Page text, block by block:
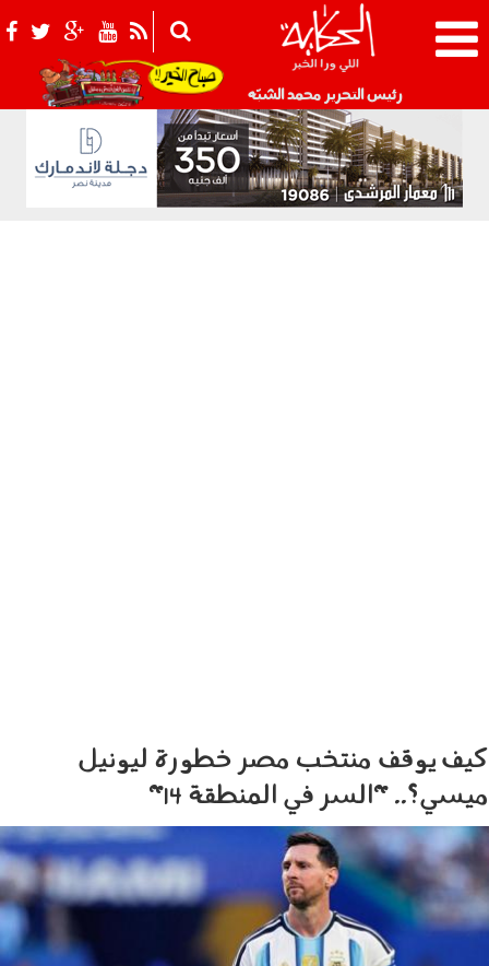
رئيس التحرير محمد الشبّه 021_2.png
كيف يوقف منتخب مصر خطورة ليونيل
ميسي؟.. "السر في المنطقة 14"
070701.jpg